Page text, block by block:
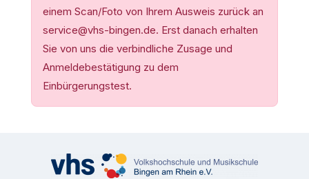
einem Scan/Foto von Ihrem Ausweis zurück an
service@vhs-bingen.de. Erst danach erhalten
Sie von uns die verbindliche Zusage und
Anmeldebestätigung zu dem
Einbürgerungstest.